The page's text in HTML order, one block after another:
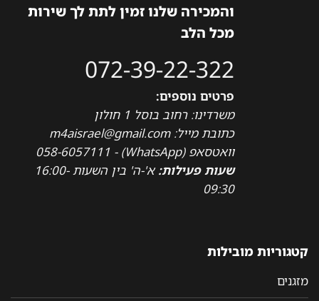
והמכירה שלנו זמין לתת לך שירות
מכל הלב
072-39-22-322
פרטים נוספים:
משרדינו: רחוב בוסל 1 חולון
כתובת מייל: m4aisrael@gmail.com
וואטסאפ (WhatsApp) - 058-6057111
שעות פעילות:
א'-ה' בין השעות 16:00-
09:30
קטגוריות מובילות
מזגנים